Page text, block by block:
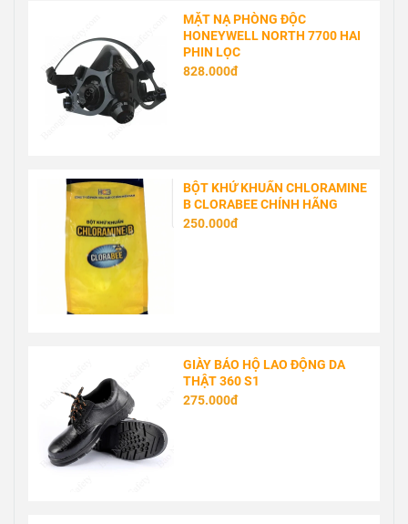
MẶT NẠ PHÒNG ĐỘC
HONEYWELL NORTH 7700 HAI
PHIN LỌC
828.000đ
BỘT KHỬ KHUẨN CHLORAMINE
B CLORABEE CHÍNH HÃNG
250.000đ
GIÀY BẢO HỘ LAO ĐỘNG DA
THẬT 360 S1
275.000đ